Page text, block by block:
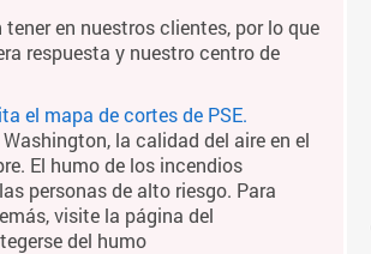
en nuestros clientes, por lo que
respuesta y nuestro centro de
el mapa de cortes de PSE.
la calidad del aire en el
El humo de los incendios
personas de alto riesgo. Para
visite la página del
del humo